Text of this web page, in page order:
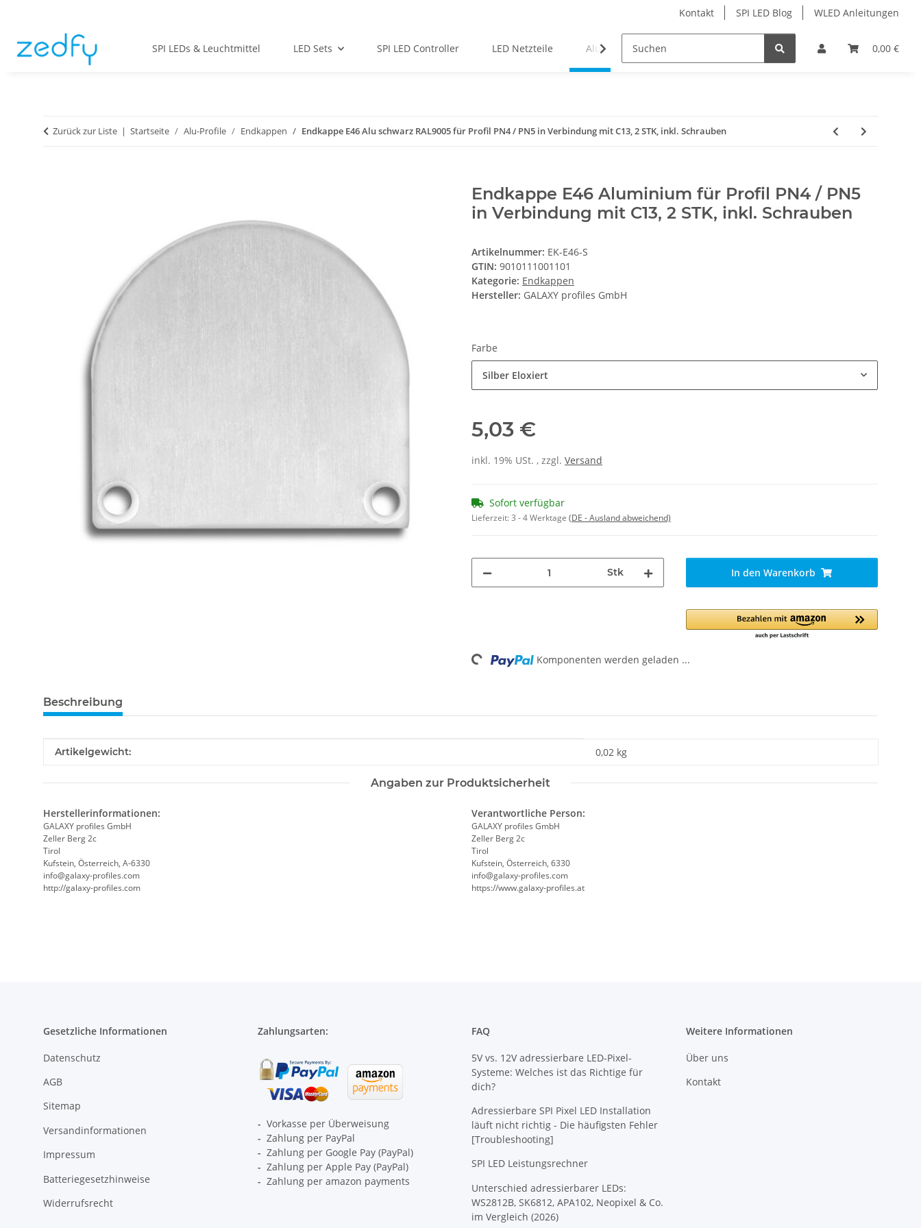
Kontakt SPI LED Blog WLED Anleitungen
0,00 €
SPI LEDs & Leuchtmittel LED Sets SPI LED Controller LED Netzteile Alu-Profile Zubehör
Zurück zur Liste Startseite Alu-Profile Endkappen Endkappe E46 Alu schwarz RAL9005 für Profil PN4 / PN5 in Verbindung mit C13, 2 STK, inkl. Schrauben
Endkappe E46 Aluminium für Profil PN4 / PN5
in Verbindung mit C13, 2 STK, inkl. Schrauben
Artikelnummer: EK-E46-S
GTIN: 9010111001101
Kategorie: Endkappen
Hersteller: GALAXY profiles GmbH
Farbe
Silber Eloxiert
5,03 €
inkl. 19% USt. , zzgl. Versand
Sofort verfügbar
Lieferzeit:3 - 4 Werktage (DE - Ausland abweichend)
Stk In den Warenkorb
Loading... Komponenten werden geladen ...
Beschreibung
Produkteigenschaft
Wert
Artikelgewicht: 0,02 kg
Angaben zur Produktsicherheit
Herstellerinformationen:
GALAXY profiles GmbH
Zeller Berg 2c
Tirol
Kufstein, Österreich, A-6330
info@galaxy-profiles.com
http://galaxy-profiles.com
Verantwortliche Person:
GALAXY profiles GmbH
Zeller Berg 2c
Tirol
Kufstein, Österreich, 6330
info@galaxy-profiles.com
https://www.galaxy-profiles.at
Gesetzliche Informationen
Datenschutz
AGB
Sitemap
Versandinformationen
Impressum
Batteriegesetzhinweise
Widerrufsrecht
Zahlungsarten:
- Vorkasse per Überweisung
- Zahlung per PayPal
- Zahlung per Google Pay (PayPal)
- Zahlung per Apple Pay (PayPal)
- Zahlung per amazon payments
FAQ
5V vs. 12V adressierbare LED-Pixel-
Systeme: Welches ist das Richtige für
dich?
Adressierbare SPI Pixel LED Installation
läuft nicht richtig - Die häufigsten Fehler
[Troubleshooting]
SPI LED Leistungsrechner
Unterschied adressierbarer LEDs:
WS2812B, SK6812, APA102, Neopixel & Co.
im Vergleich (2026)
Weitere Informationen
Über uns
Kontakt